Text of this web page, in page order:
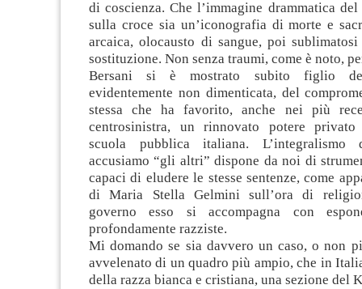
di coscienza. Che l’immagine drammatica
sulla croce sia un’iconografia di morte e
arcaica, olocausto di sangue, poi
sostituzione. Non senza traumi, come è noto,
Bersani si è mostrato subito figlio
evidentemente non dimenticata, del
stessa che ha favorito, anche nei più
centrosinistra, un rinnovato potere
scuola pubblica italiana.
accusiamo “gli altri” dispone da noi di
capaci di eludere le stesse sentenze, come
di Maria Stella Gelmini sull’ora di
governo esso si accompagna con
profondamente razziste.
Mi domando se sia davvero un caso, o non
avvelenato di un quadro più ampio, che in
della razza bianca e cristiana, una sezione del